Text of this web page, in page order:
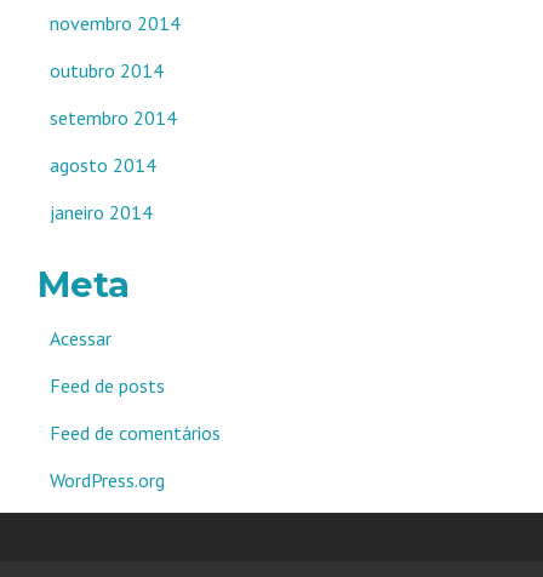
novembro 2014
outubro 2014
setembro 2014
agosto 2014
janeiro 2014
Meta
Acessar
Feed de posts
Feed de comentários
WordPress.org